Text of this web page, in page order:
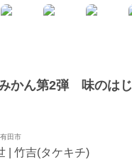
かん第2弾 味のは
田市
| 竹吉(タケキチ)